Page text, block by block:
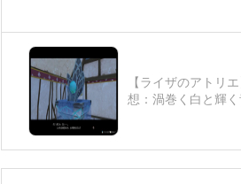
【ライザのアトリ
想：渦巻く白と輝